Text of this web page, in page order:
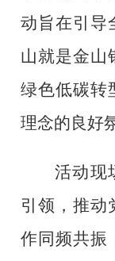
动 旨在引导
山就是金山
绿色低碳转
理念的良好
活动现
引领，推动
作同频共振